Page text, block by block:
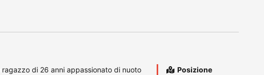
di 26 anni appassionato di nuoto
Posizione